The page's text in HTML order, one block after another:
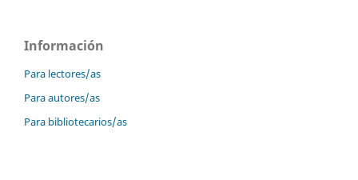
Información
Para lectores/as
Para autores/as
Para bibliotecarios/as